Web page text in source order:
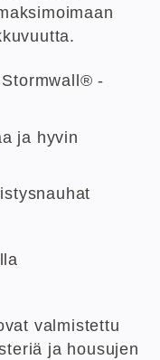
-
ja hyvin
valmistettu
ja housujen